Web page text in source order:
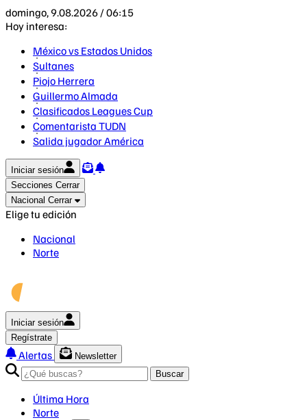
domingo, 9.08.2026 / 06:15
Hoy interesa:
México vs Estados Unidos
Sultanes
Piojo Herrera
Guillermo Almada
Clasificados Leagues Cup
Comentarista TUDN
Salida jugador América
Iniciar sesión
Secciones Cerrar
Nacional Cerrar
Elige tu edición
Nacional
Norte
Iniciar sesión
Regístrate
Alertas
Newsletter
Buscar
Última Hora
Norte